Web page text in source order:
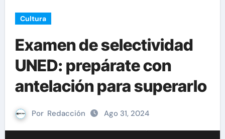
Cultura
Examen de selectividad
UNED: prepárate con
antelación para superarlo
Por Redacción Ago 31, 2024